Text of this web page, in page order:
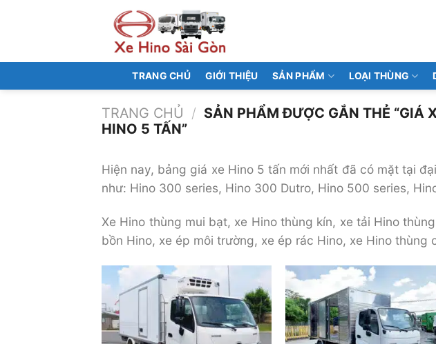
dung
TRANG CHỦ GIỚI THIỆU SẢN PHẨM LOẠI THÙNG
TRANG CHỦ / SẢN PHẨM ĐƯỢC GẮN THẺ “GIÁ
HINO 5 TẤN”
Hiện nay, bảng giá xe Hino 5 tấn mới nhất đã có mặt tại
như: Hino 300 series, Hino 300 Dutro, Hino 500 series,
Xe Hino thùng mui bạt, xe Hino thùng kín, xe tải Hino
bồn Hino, xe ép môi trường, xe ép rác Hino, xe Hino thùng